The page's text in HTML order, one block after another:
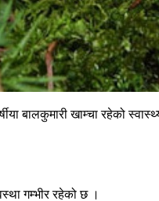
बालकुमारी खाम्चा रहेको
गम्भीर रहेको छ ।